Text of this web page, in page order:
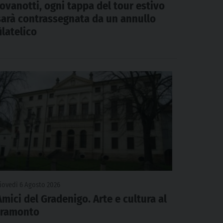
ogni tappa del tour estivo
contrassegnata da un annullo
del Gradenigo. Arte e cultura al